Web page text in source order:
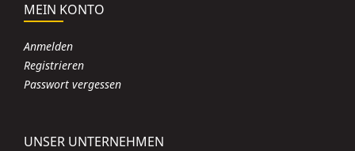
MEIN KONTO
Anmelden
Registrieren
Passwort vergessen
UNSER UNTERNEHMEN